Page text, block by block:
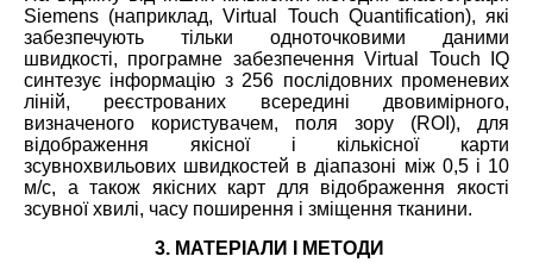
Siemens (наприклад, Virtual Touch Quantification), які
забезпечують тільки одноточковими даними
швидкості, програмне забезпечення Virtual Touch IQ
синтезує інформацію з 256 послідовних променевих
ліній, реєстрованих всередині двовимірного,
визначеного користувачем, поля зору (ROI), для
відображення якісної і кількісної карти
зсувнохвильових швидкостей в діапазоні між 0,5 і 10
м/с, а також якісних карт для відображення якості
зсувної хвилі, часу поширення і зміщення тканини.
3. МАТЕРІАЛИ І МЕТОДИ